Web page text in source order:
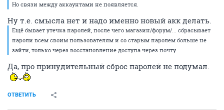
Но связи между аккаунтами не появляется.
Ну т.е. смысла нет и надо именно новый акк делать.
Ещё бывает утечка паролей, после чего магазин/форум/... сбрасывает
пароли всем своим пользователям и со старым паролем больше не
зайти, только через восстановление доступа через почту
Да, про принудительный сброс паролей не подумал.
ОТВЕТИТЬ